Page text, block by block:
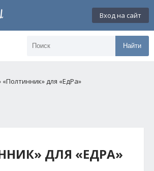
Вход на сайт
Найти
«Полтинник» для «ЕдРа»
ДЛЯ «ЕДРА»